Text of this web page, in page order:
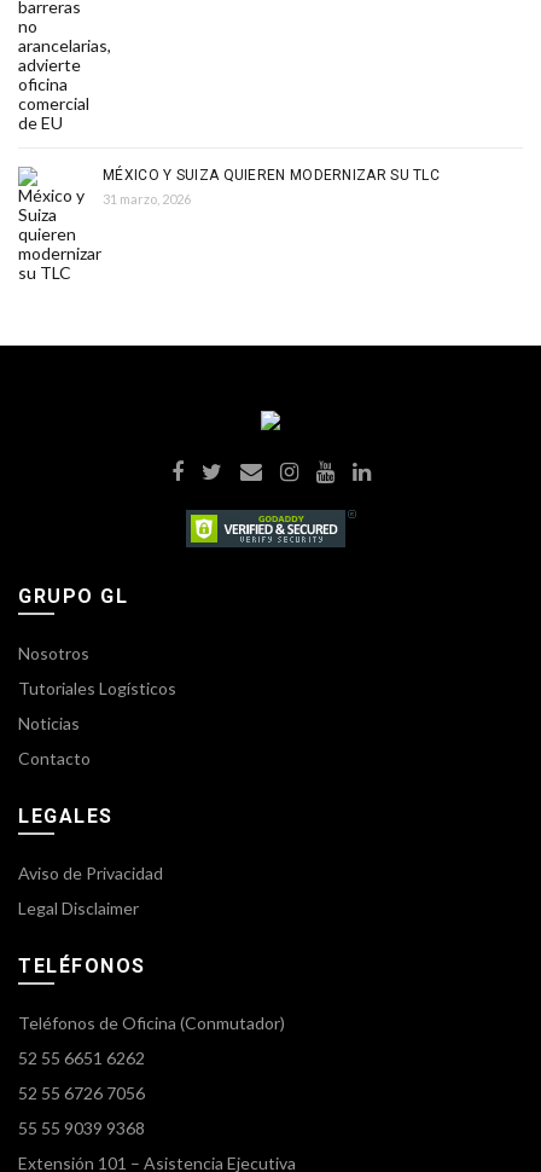
MÉXICO Y SUIZA QUIEREN MODERNIZAR SU TLC
31 marzo, 2026
GRUPO GL
Nosotros
Tutoriales Logísticos
Noticias
Contacto
LEGALES
Aviso de Privacidad
Legal Disclaimer
TELÉFONOS
Teléfonos de Oficina (Conmutador)
52 55 6651 6262
52 55 6726 7056
55 55 9039 9368
Extensión 101 – Asistencia Ejecutiva